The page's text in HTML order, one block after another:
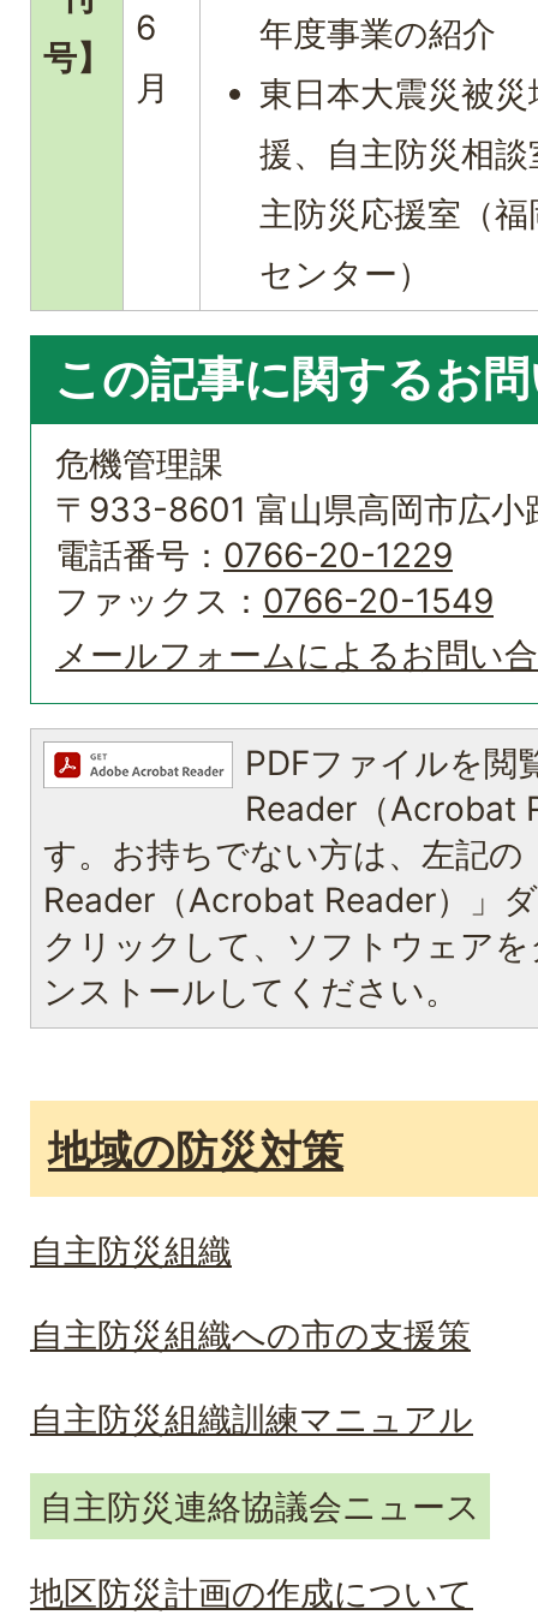
号】
6
月
年度事業の紹介
東日本大震災被災
援、自主防災相
主防災応援室（
センター）
この記事に関するお
危機管理課
〒933-8601 富山県高岡市広
電話番号： 0766-20-1229
ファックス： 0766-20-1549
メールフォームによるお問い
PDFファイルを閲
Reader（Acrobat
す。お持ちでない方は、左記の
Reader（Acrobat Reader）」
クリックして、ソフトウェア
ンストールしてください。
地域の防災対策
自主防災組織
自主防災組織への市の支援策
自主防災組織訓練マニュアル
自主防災連絡協議会ニュース
地区防災計画の作成について